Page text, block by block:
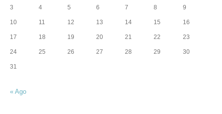
3 4 5 6 7 8 9
10 11 12 13 14 15 16
17 18 19 20 21 22 23
24 25 26 27 28 29 30
31
« Ago